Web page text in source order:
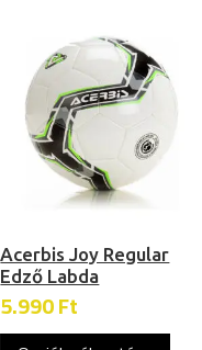
Acerbis Joy Regular
Edző Labda
5.990Ft
Ennek